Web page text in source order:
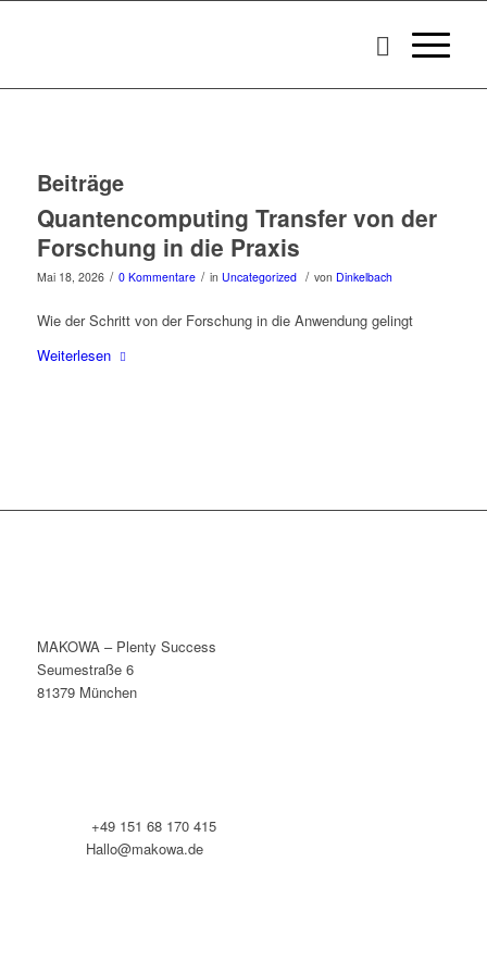
Beiträge
Quantencomputing Transfer von der
Forschung in die Praxis
Mai 18, 2026 / 0 Kommentare / in Uncategorized / von Dinkelbach
Wie der Schritt von der Forschung in die Anwendung gelingt
Weiterlesen
MAKOWA – Plenty Success
Seumestraße 6
81379 München
+49 151 68 170 415
Hallo@makowa.de